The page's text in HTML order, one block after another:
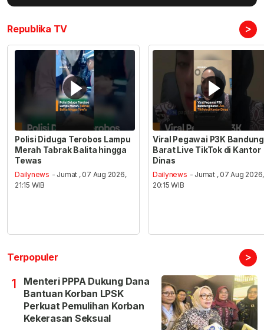
Republika TV >
Polisi Diduga Terobos Lampu
Merah Tabrak Balita hingga
Tewas
Dailynews - Jumat , 07 Aug 2026,
21:15 WIB
Viral Pegawai P3K Bandung
Barat Live TikTok di Kantor
Dinas
Dailynews - Jumat , 07 Aug 2026,
20:15 WIB
Terpopuler >
1
Menteri PPPA Dukung Dana
Bantuan Korban LPSK
Perkuat Pemulihan Korban
Kekerasan Seksual